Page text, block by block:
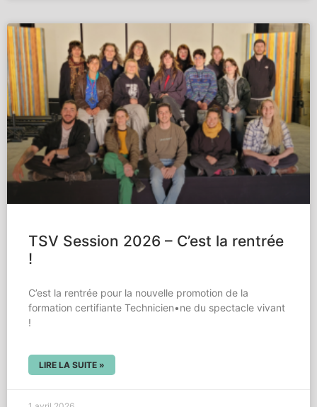
TSV Session 2026 – C’est la rentrée
!
C’est la rentrée pour la nouvelle promotion de la
formation certifiante Technicien•ne du spectacle vivant
!
LIRE LA SUITE »